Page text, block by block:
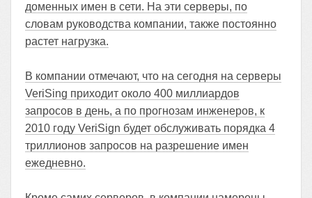
доменных имен в сети. На эти серверы, по
словам руководства компании, также постоянно
растет нагрузка.
В компании отмечают, что на сегодня на серверы
VeriSing приходит около 400 миллиардов
запросов в день, а по прогнозам инженеров, к
2010 году VeriSign будет обслуживать порядка 4
триллионов запросов на разрешение имен
ежедневно.